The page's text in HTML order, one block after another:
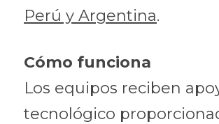
Perú y Argentina.
Cómo funciona
Los equipos reciben
tecnológico